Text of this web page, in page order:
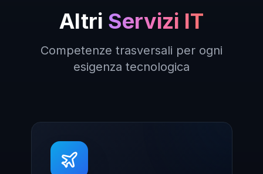
Altri Servizi IT
Competenze trasversali per ogni
esigenza tecnologica